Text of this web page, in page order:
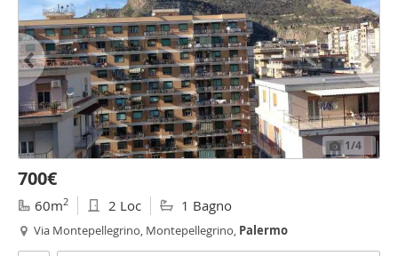
1/4
700€
60m2 2 Loc 1 Bagno
Via Montepellegrino, Montepellegrino, Palermo